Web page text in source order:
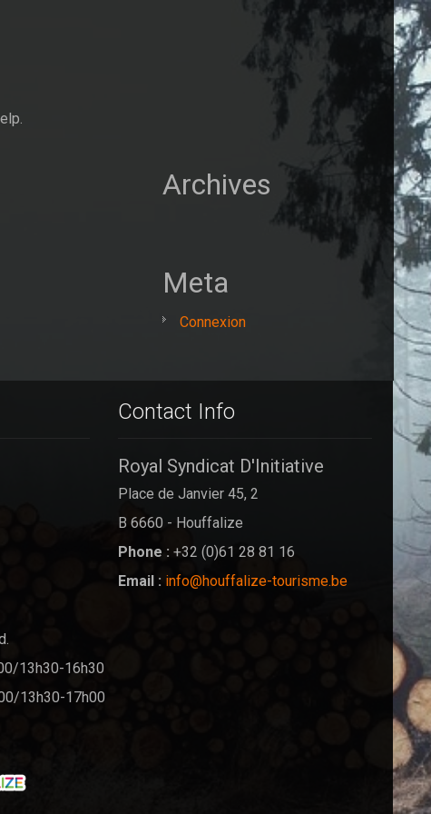
Archives
Meta
Connexion
Contact Info
Royal Syndicat D'Initiative
Place de Janvier 45, 2
B 6660 - Houffalize
Phone : +32 (0)61 28 81 16
Email : info@houffalize-tourisme.be
13h30-16h30
13h30-17h00